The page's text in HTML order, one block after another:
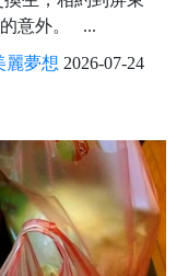
意外。 ...
麗夢想 2026-07-24